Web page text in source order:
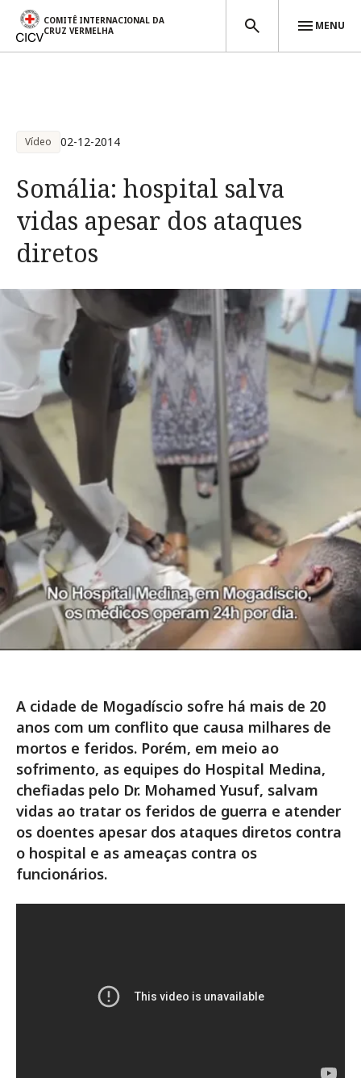
COMITÊ INTERNACIONAL DA
CRUZ VERMELHA
MENU
Vídeo 02-12-2014
Somália: hospital salva
vidas apesar dos ataques
diretos
A cidade de Mogadíscio sofre há mais de 20
anos com um conflito que causa milhares de
mortos e feridos. Porém, em meio ao
sofrimento, as equipes do Hospital Medina,
chefiadas pelo Dr. Mohamed Yusuf, salvam
vidas ao tratar os feridos de guerra e atender
os doentes apesar dos ataques diretos contra
o hospital e as ameaças contra os
funcionários.